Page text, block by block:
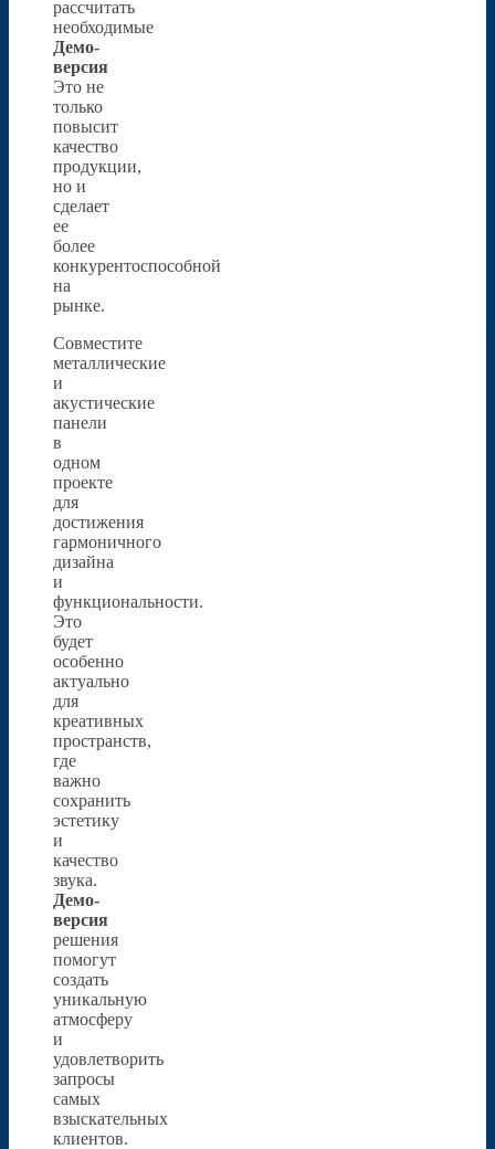
рассчитать
необходимые
Демо-
версия
Это не
только
повысит
качество
продукции,
но и
сделает
ее
более
конкурентоспособной
на
рынке.
Совместите
металлические
и
акустические
панели
в
одном
проекте
для
достижения
гармоничного
дизайна
и
функциональности.
Это
будет
особенно
актуально
для
креативных
пространств,
где
важно
сохранить
эстетику
и
качество
звука.
Демо-
версия
решения
помогут
создать
уникальную
атмосферу
и
удовлетворить
запросы
самых
взыскательных
клиентов.